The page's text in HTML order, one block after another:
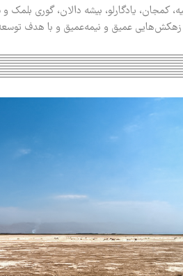
کمجان، یادگارلو، بیشه دالان، گوری بلمک و
عمیق و نیمه‌عمیق و با هدف